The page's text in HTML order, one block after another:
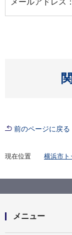
メールアドレス：
前のページに戻る
現在位置 横浜市ト
【入札
区センタ
メニュー